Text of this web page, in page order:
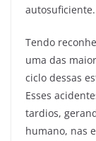
autosuficiente.
Tendo
uma das
ciclo dessas
Esses
tardios,
humano, nas